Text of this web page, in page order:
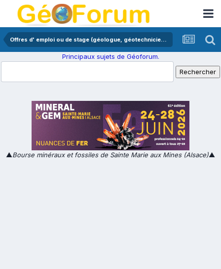
Offres d' emploi ou de stage (géologue, géotechnicien,...)
Principaux sujets de Géoforum.
▲Bourse minéraux et fossiles de Sainte Marie aux Mines (Alsace)▲